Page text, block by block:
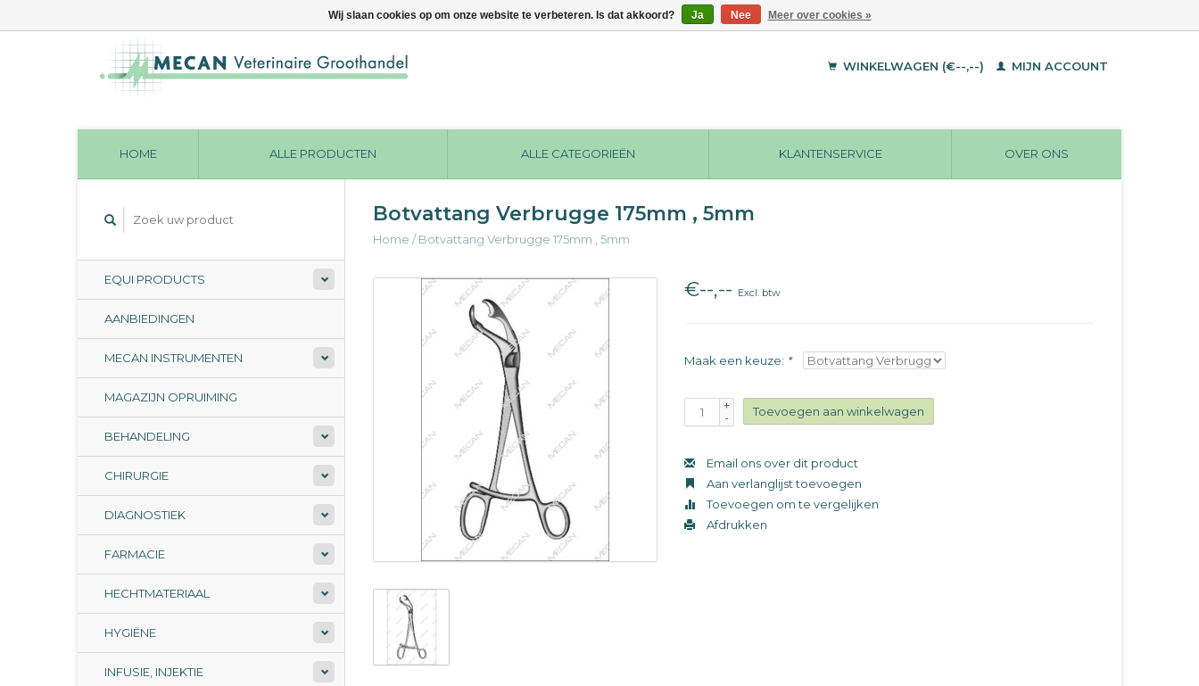
WINKELWAGEN (€--,--) MIJN ACCOUNT
HOME ALLE PRODUCTEN ALLE CATEGORIEËN KLANTENSERVICE OVER ONS
EQUI PRODUCTS
AANBIEDINGEN
MECAN INSTRUMENTEN
MAGAZIJN OPRUIMING
BEHANDELING
CHIRURGIE
DIAGNOSTIEK
FARMACIE
HECHTMATERIAAL
HYGIËNE
INFUSIE, INJEKTIE
Botvattang Verbrugge 175mm , 5mm
Home /Botvattang Verbrugge 175mm , 5mm
€--,-- Excl. btw
Maak een keuze: *
+
-
Toevoegen aan winkelwagen
Email ons over dit product
Aan verlanglijst toevoegen
Toevoegen om te vergelijken
Afdrukken
Wij slaan cookies op om onze website te verbeteren. Is dat akkoord? Ja Nee Meer over cookies »